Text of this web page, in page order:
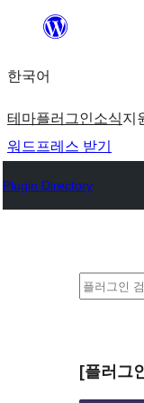
츠
로
가
한국어
테마플러그인소식지
워드프레스 받기
Plugin Directory
검
[플러그